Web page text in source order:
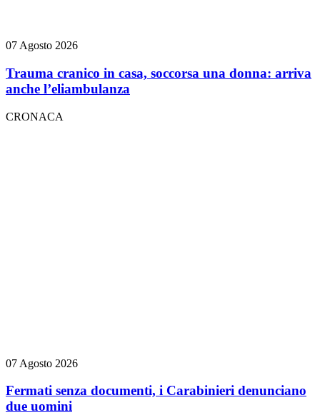
07 Agosto 2026
Trauma cranico in casa, soccorsa una donna: arriva
anche l’eliambulanza
CRONACA
07 Agosto 2026
Fermati senza documenti, i Carabinieri denunciano
due uomini